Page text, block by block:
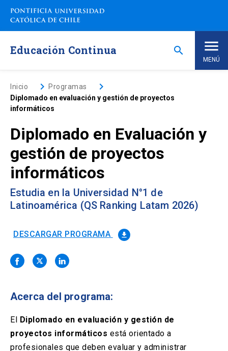
Saltar
contenido
Educación Continua search
MENÚ
Inicio
Nosotros
Programas de Estudio
Programas Corporativos
Noticias
Solicitud Certificados(El
enlace
nueva
Portal Empresas(El
enlace
en
nueva
pestaña)
enlace
se
una
nueva
Biblioteca launch
(El
Mi Portal UC launch
Inicio keyboard_arrow_rightProgramas keyboard_arrow_right
Diplomado en evaluación y gestión de proyectos
informáticos
Diplomado en Evaluación y
gestión de proyectos
informáticos
Estudia en la Universidad N°1 de
Latinoamérica (QS Ranking Latam 2026)
DESCARGAR PROGRAMA file_download
Acerca del programa:
El Diplomado en evaluación y gestión de
proyectos informáticos está orientado a
profesionales que deben evaluar y administrar